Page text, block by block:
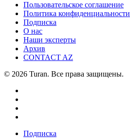
Пользовательское соглашение
Политика конфиденциальности
Подписка
О нас
Наши эксперты
Архив
CONTACT AZ
© 2026 Turan. Все права защищены.
Подписка